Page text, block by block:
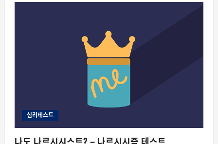
심리테스트
나도 나르시시스트? – 나르시시즘 테스트